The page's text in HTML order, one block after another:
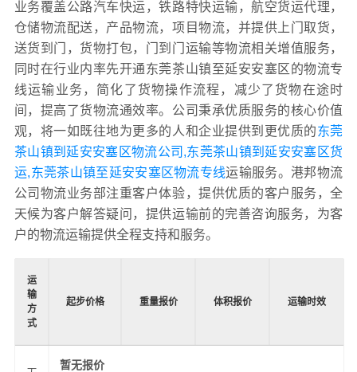
业务覆盖公路汽车快运，铁路特快运输，航空货运代理，
仓储物流配送，产品物流，项目物流，并提供上门取货，
送货到门，货物打包，门到门运输等物流相关增值服务，
同时在行业内率先开通东莞茶山镇至延安安塞区的物流专
线运输业务，简化了货物操作流程，减少了货物在途时
间，提高了货物流通效率。公司秉承优质服务的核心价值
观，将一如既往地为更多的人和企业提供到更优质的东莞
茶山镇到延安安塞区物流公司,东莞茶山镇到延安安塞区货
运,东莞茶山镇至延安安塞区物流专线运输服务。港邦物流
公司物流业务部注重客户体验，提供优质的客户服务，全
天候为客户解答疑问，提供运输前的完善咨询服务，为客
户的物流运输提供全程支持和服务。
运
输
方
式
起步价格 重量报价 体积报价 运输时效
暂无报价